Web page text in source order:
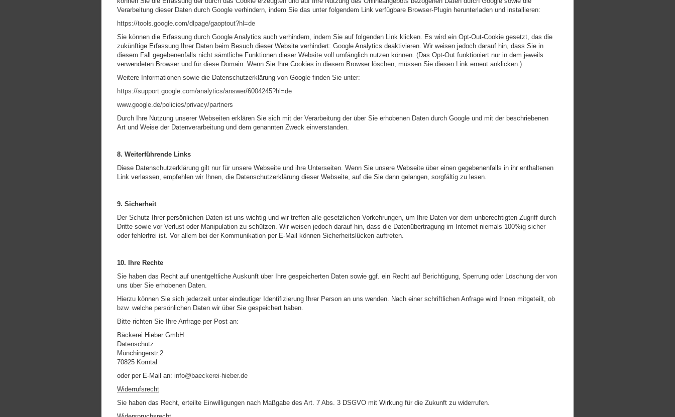
Verarbeitung dieser Daten durch Google verhindern, indem Sie das unter folgendem Link verfügbare Browser-Plugin herunterladen und installieren:
https://tools.google.com/dlpage/gaoptout?hl=de
Sie können die Erfassung durch Google Analytics auch verhindern, indem Sie auf folgenden Link klicken. Es wird ein Opt-Out-Cookie gesetzt, das die
zukünftige Erfassung Ihrer Daten beim Besuch dieser Website verhindert: Google Analytics deaktivieren. Wir weisen jedoch darauf hin, dass Sie in
diesem Fall gegebenenfalls nicht sämtliche Funktionen dieser Website voll umfänglich nutzen können. (Das Opt-Out funktioniert nur in dem jeweils
verwendeten Browser und für diese Domain. Wenn Sie Ihre Cookies in diesem Browser löschen, müssen Sie diesen Link erneut anklicken.)
Weitere Informationen sowie die Datenschutzerklärung von Google finden Sie unter:
https://support.google.com/analytics/answer/6004245?hl=de
www.google.de/policies/privacy/partners
Durch Ihre Nutzung unserer Webseiten erklären Sie sich mit der Verarbeitung der über Sie erhobenen Daten durch Google und mit der beschriebenen
Art und Weise der Datenverarbeitung und dem genannten Zweck einverstanden.
8. Weiterführende Links
Diese Datenschutzerklärung gilt nur für unsere Webseite und ihre Unterseiten. Wenn Sie unsere Webseite über einen gegebenenfalls in ihr enthaltenen
Link verlassen, empfehlen wir Ihnen, die Datenschutzerklärung dieser Webseite, auf die Sie dann gelangen, sorgfältig zu lesen.
9. Sicherheit
Der Schutz Ihrer persönlichen Daten ist uns wichtig und wir treffen alle gesetzlichen Vorkehrungen, um Ihre Daten vor dem unberechtigten Zugriff durch
Dritte sowie vor Verlust oder Manipulation zu schützen. Wir weisen jedoch darauf hin, dass die Datenübertragung im Internet niemals 100%ig sicher
oder fehlerfrei ist. Vor allem bei der Kommunikation per E-Mail können Sicherheitslücken auftreten.
10. Ihre Rechte
Sie haben das Recht auf unentgeltliche Auskunft über Ihre gespeicherten Daten sowie ggf. ein Recht auf Berichtigung, Sperrung oder Löschung der von
uns über Sie erhobenen Daten.
Hierzu können Sie sich jederzeit unter eindeutiger Identifizierung Ihrer Person an uns wenden. Nach einer schriftlichen Anfrage wird Ihnen mitgeteilt, ob
bzw. welche persönlichen Daten wir über Sie gespeichert haben.
Bitte richten Sie Ihre Anfrage per Post an:
Bäckerei Hieber GmbH
Datenschutz
Münchingerstr.2
70825 Korntal
oder per E-Mail an: info@baeckerei-hieber.de
Widerrufsrecht
Sie haben das Recht, erteilte Einwilligungen nach Maßgabe des Art. 7 Abs. 3 DSGVO mit Wirkung für die Zukunft zu widerrufen.